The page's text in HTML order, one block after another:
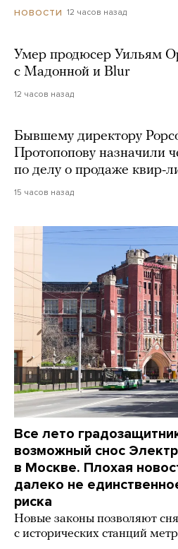
НОВОСТИ 12 часов назад
Умер продюсер Уильям
с Мадонной и Blur
12 часов назад
Бывшему директору
Протопопову назначили
по делу о продаже квир-
15 часов назад
Все лето
возможный снос
в Москве. Плохая
далеко не
риска
Новые законы позволяют
с исторических станций